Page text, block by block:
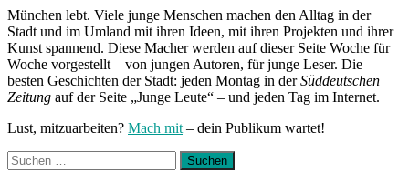
München lebt. Viele junge Menschen machen den Alltag in der
Stadt und im Umland mit ihren Ideen, mit ihren Projekten und ihrer
Kunst spannend. Diese Macher werden auf dieser Seite Woche für
Woche vorgestellt – von jungen Autoren, für junge Leser. Die
besten Geschichten der Stadt: jeden Montag in derSüddeutschen
Zeitung auf der Seite „Junge Leute“ – und jeden Tag im Internet.
Lust, mitzuarbeiten? Mach mit – dein Publikum wartet!
Suchen
nach: